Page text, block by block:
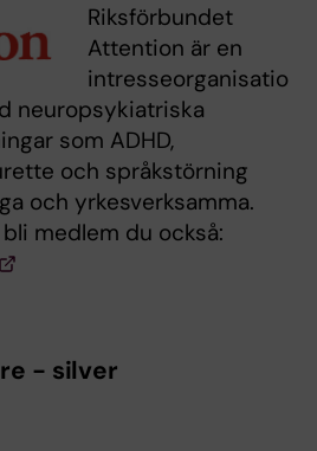
Riksförbundet
Attention är en
intresseorganisatio
neuropsykiatriska
som ADHD,
och språkstörning
och yrkesverksamma.
medlem du också:
- silver